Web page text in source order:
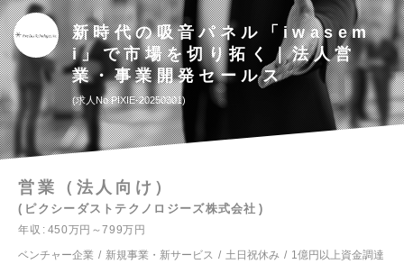
新時代の吸音パネル「iwasem
i」で市場を切り拓く｜法人営
業・事業開発セールス
求人No.PIXIE-20250301
営業（法人向け）
ピクシーダストテクノロジーズ株式会社
年収
450万円～799万円
ベンチャー企業
新規事業・新サービス 土日祝休み
1億円以上資金調達